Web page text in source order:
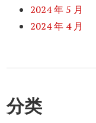
2024 年 5 月
2024 年 4 月
分类